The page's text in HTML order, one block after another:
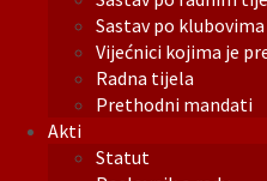
Sastav po klubovima
Vijećnici kojima je
Radna tijela
Prethodni mandati
Akti
Statut